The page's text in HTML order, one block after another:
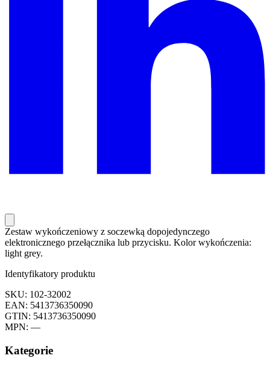
Zestaw wykończeniowy z soczewką dopojedynczego
elektronicznego przełącznika lub przycisku. Kolor wykończenia:
light grey.
Identyfikatory produktu
SKU: 102-32002
EAN: 5413736350090
GTIN: 5413736350090
MPN: —
Kategorie